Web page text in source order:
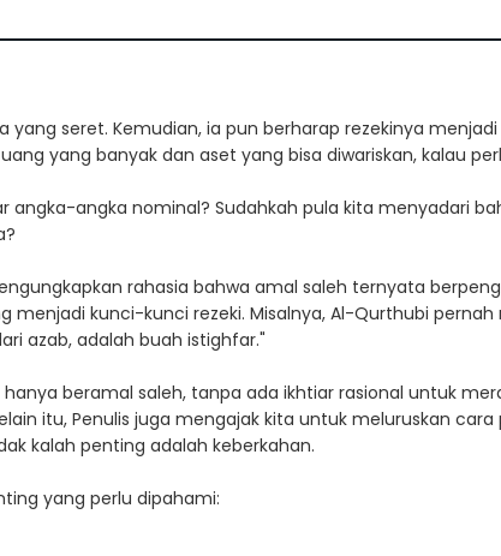
seret. Kemudian, ia pun berharap rezekinya
yang banyak dan aset yang bisa diwariskan, kalau
angka-angka nominal? Sudahkah pula kita menyadari
rahasia bahwa amal saleh ternyata
menjadi kunci-kunci rezeki. Misalnya, Al-Qurthubi
azab, adalah buah istighfar."
beramal saleh, tanpa ada ikhtiar rasional untuk
itu, Penulis juga mengajak kita untuk meluruskan
kalah penting adalah keberkahan.
yang perlu dipahami: